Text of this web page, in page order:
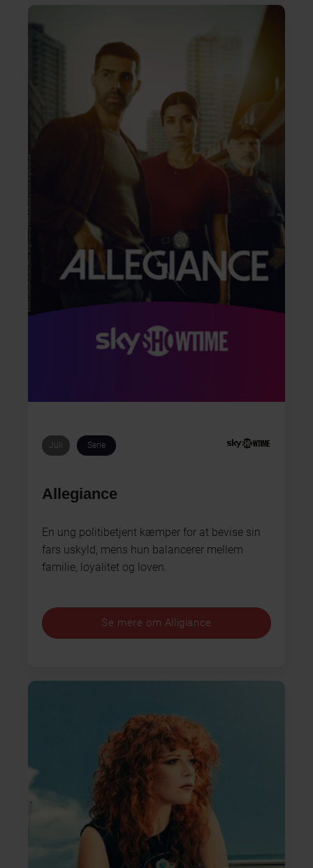
Juli Serie
Allegiance
En ung politibetjent kæmper for at bevise sin
fars uskyld, mens hun balancerer mellem
familie, loyalitet og loven.
Se mere om Alligiance